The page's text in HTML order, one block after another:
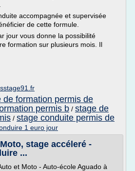
accompagnée et supervisée
de cette formule.
jour vous donne la possibilité
formation sur plusieurs mois. Il
de formation permis de
permis b / stage de
/ stage conduite permis de
1 euro jour
stage accéleré -
...
et Moto - Auto-école Aguado à